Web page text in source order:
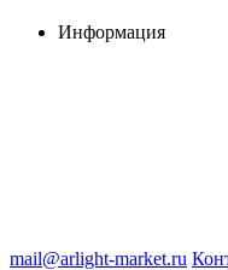
Информация
mail@arlight-market.ru